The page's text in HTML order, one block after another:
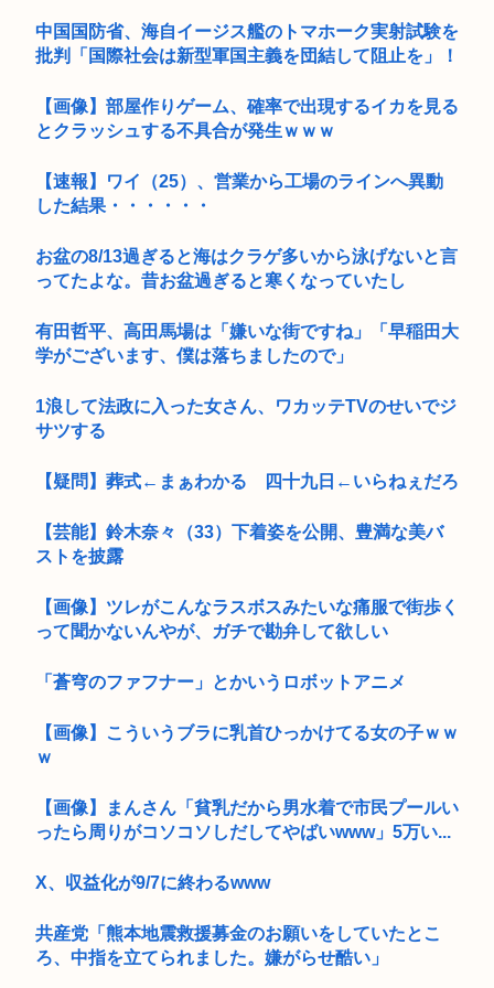
中国国防省、海自イージス艦のトマホーク実射試験を
批判「国際社会は新型軍国主義を団結して阻止を」！
【画像】部屋作りゲーム、確率で出現するイカを見る
とクラッシュする不具合が発生ｗｗｗ
【速報】ワイ（25）、営業から工場のラインへ異動
した結果・・・・・・
お盆の8/13過ぎると海はクラゲ多いから泳げないと言
ってたよな。昔お盆過ぎると寒くなっていたし
有田哲平、高田馬場は「嫌いな街ですね」「早稲田大
学がございます、僕は落ちましたので」
1浪して法政に入った女さん、ワカッテTVのせいでジ
サツする
【疑問】葬式←まぁわかる 四十九日←いらねぇだろ
【芸能】鈴木奈々（33）下着姿を公開、豊満な美バ
ストを披露
【画像】ツレがこんなラスボスみたいな痛服で街歩く
って聞かないんやが、ガチで勘弁して欲しい
「蒼穹のファフナー」とかいうロボットアニメ
【画像】こういうブラに乳首ひっかけてる女の子ｗｗ
ｗ
【画像】まんさん「貧乳だから男水着で市民プールい
ったら周りがコソコソしだしてやばいwww」5万い...
X、収益化が9/7に終わるwww
共産党「熊本地震救援募金のお願いをしていたとこ
ろ、中指を立てられました。嫌がらせ酷い」